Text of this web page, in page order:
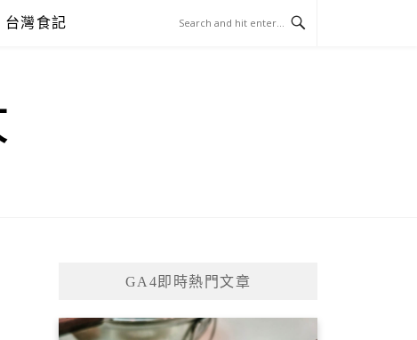
台灣食記
GA4即時熱門文章